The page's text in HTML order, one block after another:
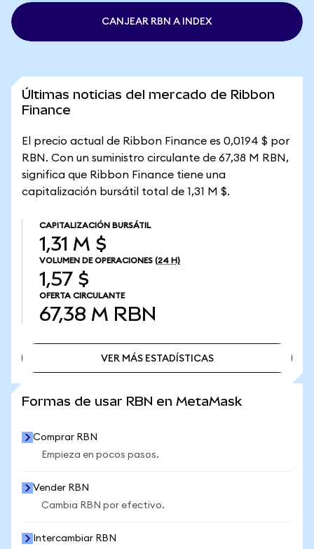
CANJEAR RBN A INDEX
Últimas noticias del mercado de Ribbon
Finance
El precio actual de Ribbon Finance es 0,0194 $ por
RBN. Con un suministro circulante de 67,38 M RBN,
significa que Ribbon Finance tiene una
capitalización bursátil total de 1,31 M $.
CAPITALIZACIÓN BURSÁTIL
1,31 M $
VOLUMEN DE OPERACIONES (24 H)
1,57 $
OFERTA CIRCULANTE
67,38 M RBN
VER MÁS ESTADÍSTICAS
Formas de usar RBN en MetaMask
Comprar RBN
Empieza en pocos pasos.
Vender RBN
Cambia RBN por efectivo.
Intercambiar RBN